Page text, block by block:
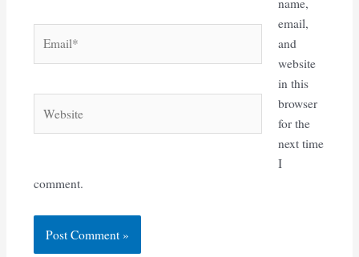
name,
email,
and
website
in this
browser
for the
next time
I
comment.